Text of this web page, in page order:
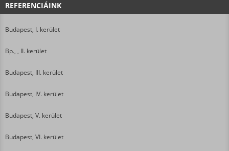
REFERENCIÁINK
Budapest, I. kerület
Bp., , II. kerület
Budapest, III. kerület
Budapest, IV. kerület
Budapest, V. kerület
Budapest, VI. kerület